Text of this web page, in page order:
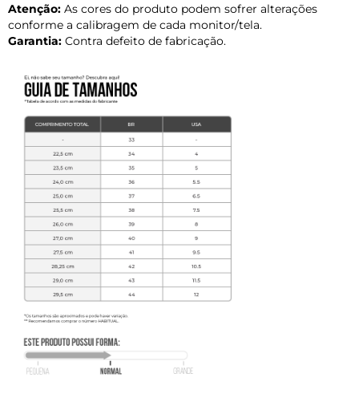
Atenção: As cores do produto podem sofrer alterações
conforme a calibragem de cada monitor/tela.
Garantia: Contra defeito de fabricação.